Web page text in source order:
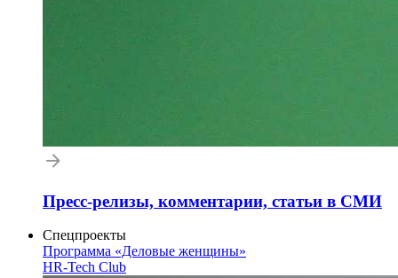
Пресс-релизы, комментарии, статьи в СМИ
Спецпроекты
Программа «Деловые женщины»
HR-Tech Club